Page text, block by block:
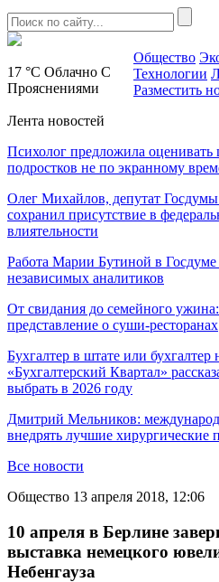
17 °C Облачно С
Прояснениями
Общество
Технологии
Разместить
Лента новостей
Психолог предложила оценивать
подростков не по экранному
Олег Михайлов, депутат
сохранил присутствие в
влиятельности
Работа Марии Бутиной в
независимых аналитиков
От свидания до семейного
представление о суши-ресторанах
Бухгалтер в штате или бухгалтер
«Бухгалтерский Квартал»
выбрать в 2026 году
Дмитрий Мельников:
внедрять лучшие хирургические
Все новости
Общество 13 апреля 2018, 12:06
10 апреля в Берлине
выставка немецкого
Небенгауза